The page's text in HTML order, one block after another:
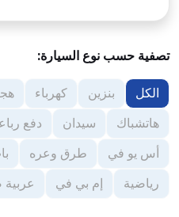
تصفية حسب نوع السيارة:
الكل بنزين كهرباء
هاتشباك
سيدان دفع
أس يو في
طرق وعره
رياضية
إم بي في